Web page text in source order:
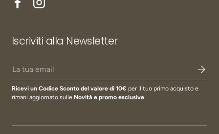
FacebookInstagram
Iscriviti alla Newsletter
Email
Ricevi un Codice Sconto del valore di 10€ per il tuo primo acquisto e
rimani aggiornato sulle Novità e promo esclusive.